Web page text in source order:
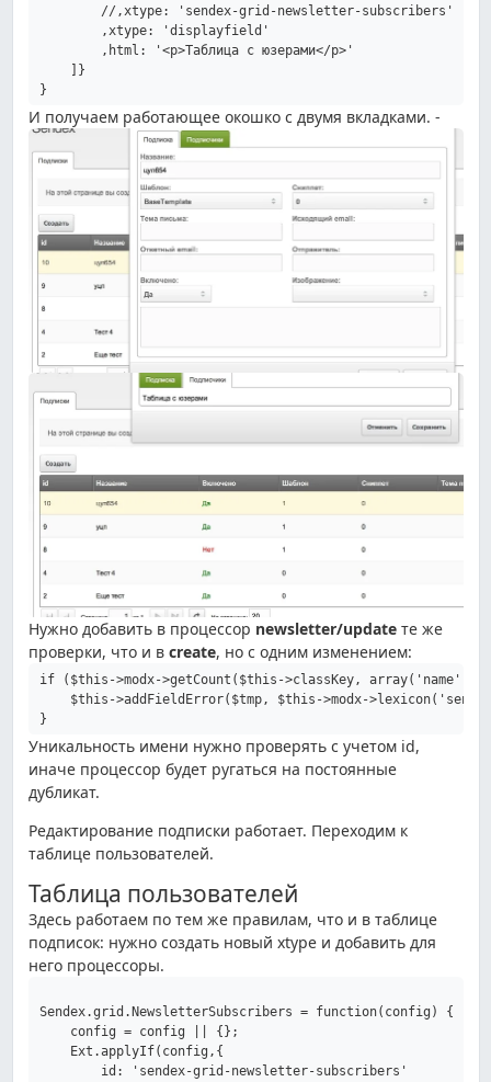
        //,xtype: 'sendex-grid-newsletter-subscribers'
        ,xtype: 'displayfield'
        ,html: '<p>Таблица с юзерами</p>'
    ]}
И получаем работающее окошко с двумя вкладками. -
Нужно добавить в процессор newsletter/updateте же
проверки, что и в create, но с одним изменением:
if ($this->modx->getCount($this->classKey,
$this->addFieldError($tmp, $this->modx-
}
Уникальность имени нужно проверять с учетом id,
иначе процессор будет ругаться на постоянные
дубликат.
Редактирование подписки работает. Переходим к
таблице пользователей.
Таблица пользователей
Здесь работаем по тем же правилам, что и в таблице
подписок: нужно создать новый xtype и добавить для
него процессоры.
Sendex.grid.NewsletterSubscribers = function(config) {
    config = config || {};
    Ext.applyIf(config,{
        id: 'sendex-grid-newsletter-subscribers'